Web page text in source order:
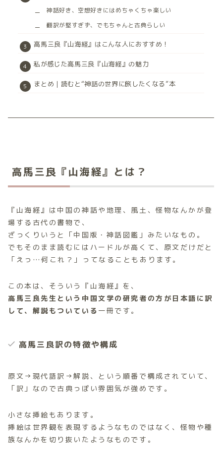
神話好き、空想好きにはめちゃくちゃ楽しい
翻訳が堅すぎず、でもちゃんと古典らしい
高馬三良『山海経』はこんな人におすすめ！
私が感じた高馬三良『山海経』の魅力
まとめ｜読むと“神話の世界に旅したくなる”本
高馬三良『山海経』とは？
『山海経』は中国の神話や地理、風土、怪物なんかが登
場する古代の書物で、
ざっくりいうと「中国版・神話図鑑」みたいなもの。
でもそのまま読むにはハードルが高くて、原文だけだと
「えっ…何これ？」ってなることもあります。
この本は、そういう『山海経』を、
高馬三良先生という中国文学の研究者の方が日本語に訳
して、解説もついている 一冊です。
高馬三良訳の特徴や構成
原文→現代語訳→解説、という順番で構成されていて、
「訳」なので古典っぽい雰囲気が強めです。
小さな挿絵もあります。
挿絵は世界観を表現するようなものではなく、怪物や種
族なんかを切り抜いたようなものです。